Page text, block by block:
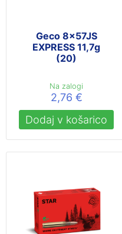
Geco 8x57JS
EXPRESS 11,7g
(20)
Na zalogi
2,76 €
Dodaj v košarico